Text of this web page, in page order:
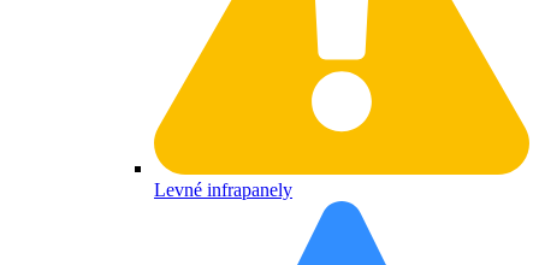
Levné infrapanely